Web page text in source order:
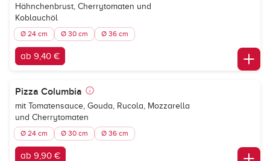
Hähnchenbrust, Cherrytomaten und
Koblauchöl
Ø 24 cm Ø 30 cm Ø 36 cm
ab 9,40 €
Pizza Columbia
mit Tomatensauce, Gouda, Rucola, Mozzarella
und Cherrytomaten
Ø 24 cm Ø 30 cm Ø 36 cm
ab 9,90 €